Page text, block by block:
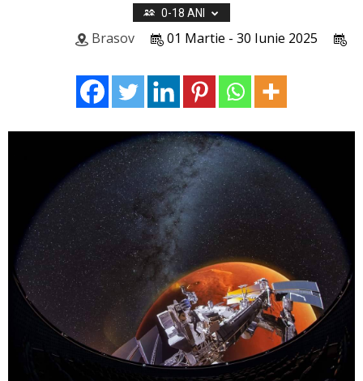
0-18 ANI
01 Martie - 30 Iunie 2025
Brasov